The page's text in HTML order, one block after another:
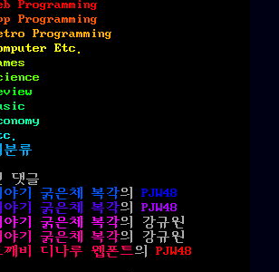
Programming
Programming
Programming
Etc.
분류
댓글
야기 굵은체 복각의 PJW48
야기 굵은체 복각의 PJW48
야기 굵은체 복각의
강규원
야기 굵은체 복각의
강규원
깨비 디나루 웹폰트의 PJW48